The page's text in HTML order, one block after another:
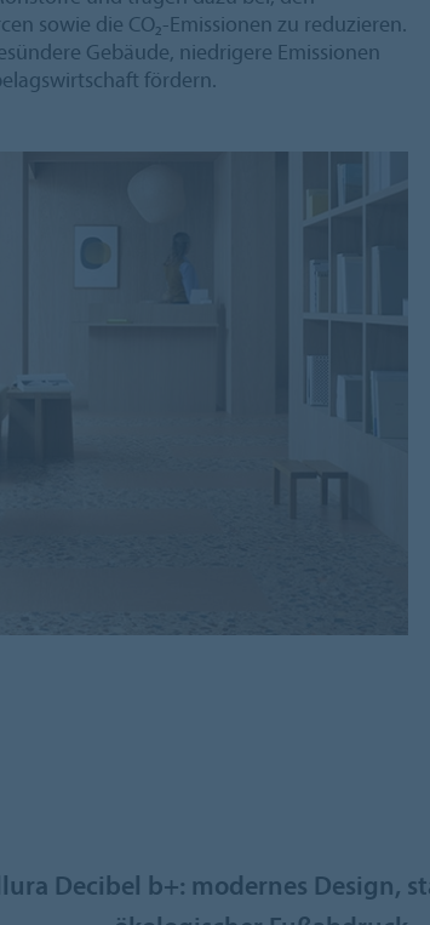
sowie die CO₂-Emissionen zu reduzieren.
Gebäude, niedrigere Emissionen
fördern.
Decibel b+: modernes Design,